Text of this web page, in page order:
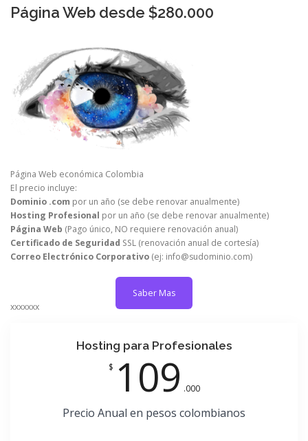
Página Web desde $280.000
Página Web económica Colombia
El precio incluye:
Dominio .com por un año (se debe renovar anualmente)
Hosting Profesional por un año (se debe renovar anualmente)
Página Web (Pago único, NO requiere renovación anual)
Certificado de Seguridad SSL (renovación anual de cortesía)
Correo Electrónico Corporativo (ej: info@sudominio.com)
Saber Mas
xxxxxxx
Hosting para Profesionales
$ 109 .000
Precio Anual en pesos colombianos